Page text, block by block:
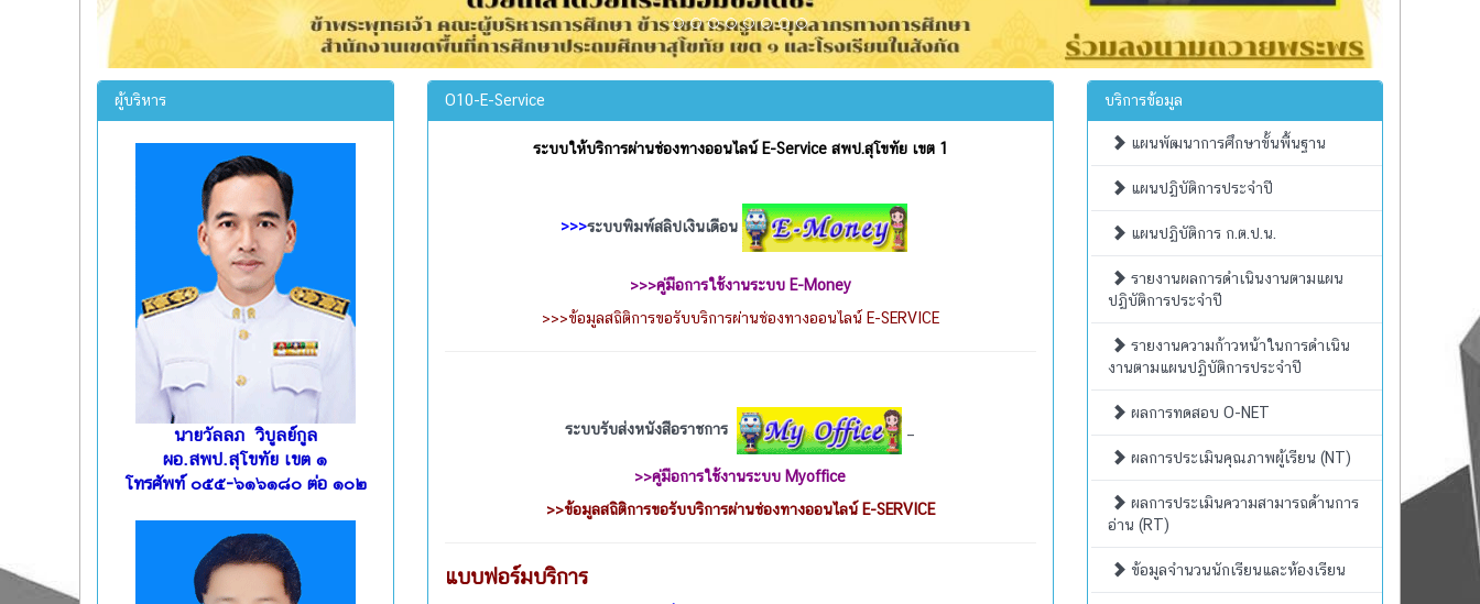
ผู้บริหาร
นายวัลลภ วิบูลย์กูล
ผอ.สพป.สุโขทัย เขต ๑
โทรศัพท์ ๐๕๕-๖๑๖๑๘๐ ต่อ ๑๐๒
O10-E-Service
ระบบให้บริการผ่านช่องทางออนไลน์ E-Service สพป.สุโขทัย เขต 1
>>>ระบบพิมพ์สลิปเงินเดือน
>>>คู่มือการใช้งานระบบ E-Money
>>>ข้อมูลสถิติการขอรับบริการผ่านช่องทางออนไลน์ E-SERVICE
ระบบรับส่งหนังสือราชการ
>>คู่มือการใช้งานระบบ Myoffice
>>ข้อมูลสถิติการขอรับบริการผ่านช่องทางออนไลน์ E-SERVICE
แบบฟอร์มบริการ
บริการข้อมูล
แผนพัฒนาการศึกษาขั้นพื้นฐาน
แผนปฏิบัติการประจำปี
แผนปฏิบัติการ ก.ต.ป.น.
รายงานผลการดำเนินงานตามแผน
ปฏิบัติการประจำปี
รายงานความก้าวหน้าในการดำเนิน
งานตามแผนปฏิบัติการประจำปี
ผลการทดสอบ O-NET
ผลการประเมินคุณภาพผู้เรียน (NT)
ผลการประเมินความสามารถด้านการ
อ่าน (RT)
ข้อมูลจำนวนนักเรียนและห้องเรียน